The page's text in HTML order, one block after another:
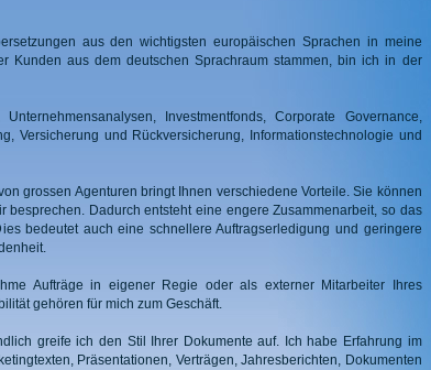
aus den wichtigsten europäischen Sprachen in meine
Kunden aus dem deutschen Sprachraum stammen, bin ich in der
Investmentfonds, Corporate Governance,
Versicherung und Rückversicherung, Informationstechnologie und
grossen Agenturen bringt Ihnen verschiedene Vorteile. Sie können
besprechen. Dadurch entsteht eine engere Zusammenarbeit, so das
bedeutet auch eine schnellere Auftragserledigung und geringere
Aufträge in eigener Regie oder als externer Mitarbeiter Ihres
gehören für mich zum Geschäft.
greife ich den Stil Ihrer Dokumente auf. Ich habe Erfahrung im
Präsentationen, Verträgen, Jahresberichten, Dokumenten